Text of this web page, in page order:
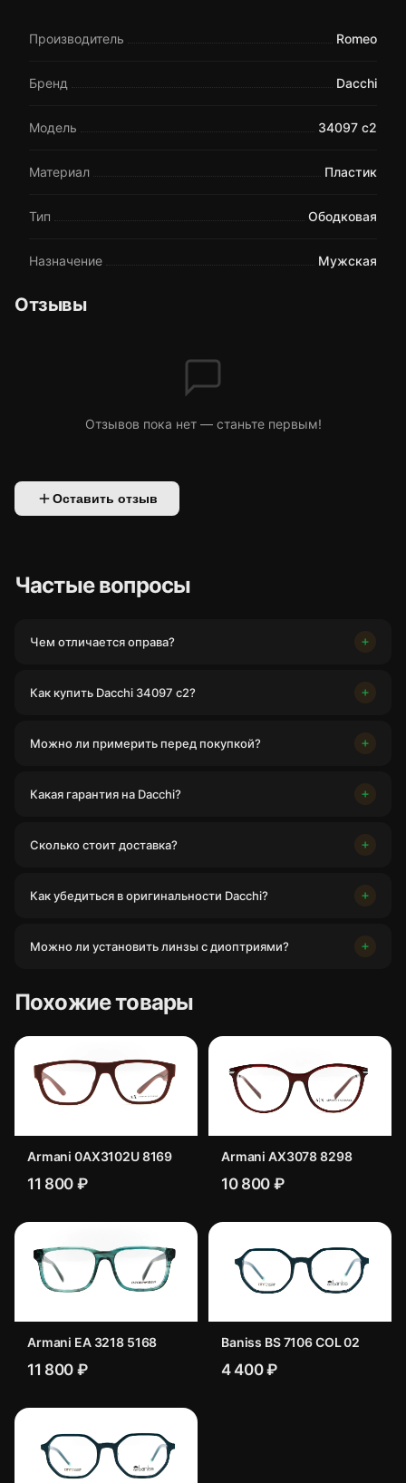
Производитель Romeo
Бренд Dacchi
Модель 34097 c2
Материал Пластик
Тип Ободковая
Назначение Мужская
Отзывы
Отзывов пока нет — станьте первым!
Оставить отзыв
Частые вопросы
Чем отличается оправа?
Как купить Dacchi 34097 c2?
Можно ли примерить перед покупкой?
Какая гарантия на Dacchi?
Сколько стоит доставка?
Как убедиться в оригинальности Dacchi?
Можно ли установить линзы с диоптриями?
Похожие товары
Armani 0AX3102U 8169
11 800 ₽
Armani AX3078 8298
10 800 ₽
Armani EA 3218 5168
11 800 ₽
Baniss BS 7106 COL 02
4 400 ₽